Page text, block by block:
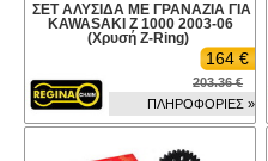
ΣΕΤ ΑΛΥΣΙΔΑ ΜΕ ΓΡΑΝΑΖΙΑ ΓΙΑ
KAWASAKI Z 1000 2003-06
(Χρυσή Z-Ring)
164 €
203.36 €
ΠΛΗΡΟΦΟΡΙΕΣ »